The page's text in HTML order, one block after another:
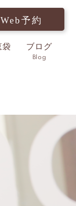
予約
袋 ブログ
Blog